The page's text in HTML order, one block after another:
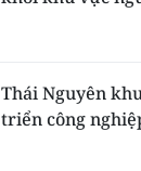
Thái Nguyên
triển công